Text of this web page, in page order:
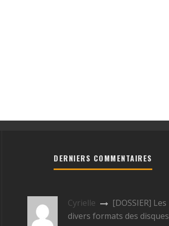
DERNIERS COMMENTAIRES
Cyrielle
[DOSSIER] Les
divers formats des disques